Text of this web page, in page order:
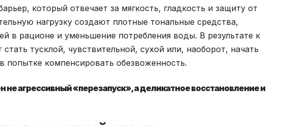
который отвечает за мягкость, гладкость и защиту от
нагрузку создают плотные тональные средства,
в рационе и уменьшение потребления воды. В результате к
тусклой, чувствительной, сухой или, наоборот, начать
попытке компенсировать обезвоженность.
агрессивный «перезапуск», а деликатное восстановление и